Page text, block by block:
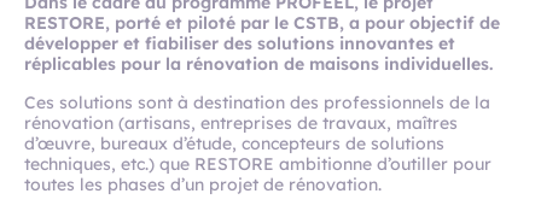
RESTORE, porté et piloté par le CSTB, a pour objectif de
développer et fiabiliser des solutions innovantes et
réplicables pour la rénovation de maisons individuelles.
Ces solutions sont à destination des professionnels de la
rénovation (artisans, entreprises de travaux, maîtres
d’œuvre, bureaux d’étude, concepteurs de solutions
techniques, etc.) que RESTORE ambitionne d’outiller pour
toutes les phases d’un projet de rénovation.